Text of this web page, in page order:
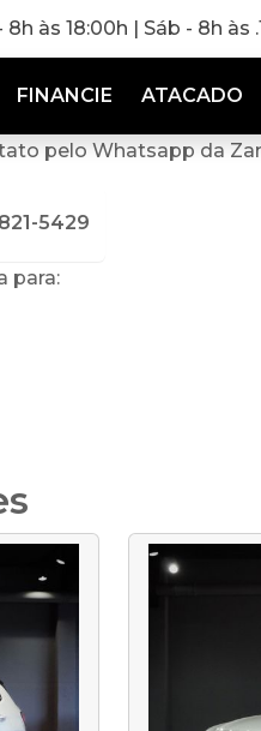
8h às 18:00h | Sáb - 8h
FINANCIE ATACADO
pelo Whatsapp da
5429
para: